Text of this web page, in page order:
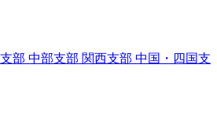
部 中部支部 関西支部 中国・四国支